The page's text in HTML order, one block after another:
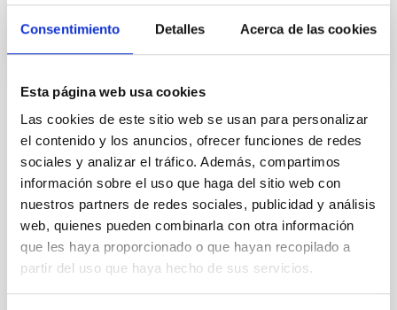
Consentimiento Detalles Acerca de las cookies
Esta página web usa cookies
Las cookies de este sitio web se usan para personalizar
el contenido y los anuncios, ofrecer funciones de redes
sociales y analizar el tráfico. Además, compartimos
información sobre el uso que haga del sitio web con
nuestros partners de redes sociales, publicidad y análisis
web, quienes pueden combinarla con otra información
que les haya proporcionado o que hayan recopilado a
partir del uso que haya hecho de sus servicios.
ESTADO
RESUELTO
PERFIL DEL PUESTO
TÉCNICO/A
NIVEL ESPAÑOL MÁSTER (MECES 3)
ESPECIALIDAD
INGENIERÍA INFORMÁTICA